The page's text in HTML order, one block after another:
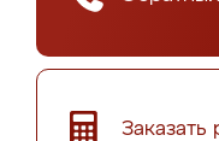
Заказать